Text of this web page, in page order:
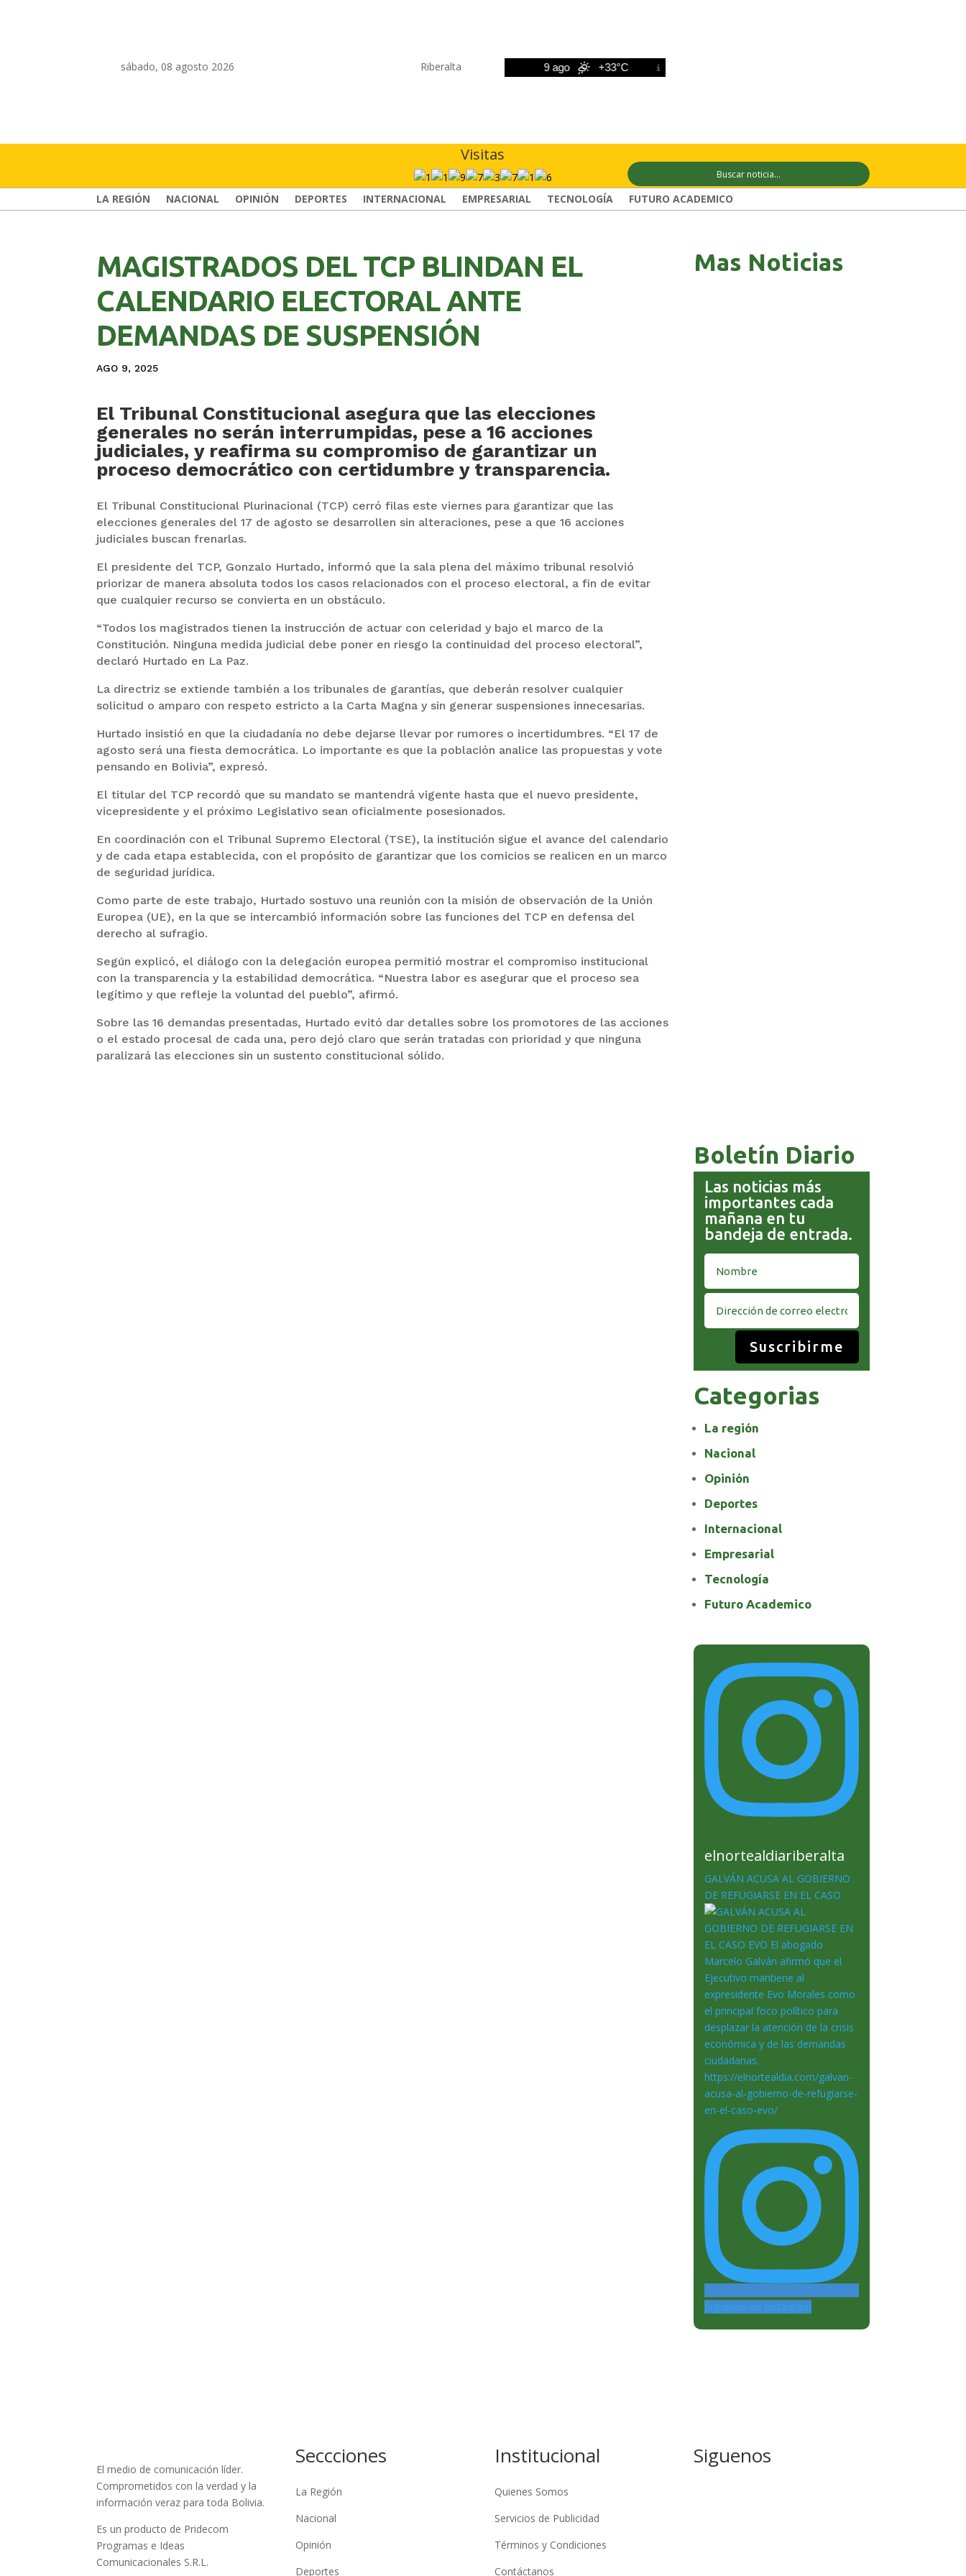
sábado, 08 agosto 2026 Riberalta+33°C 9 ago +33°C 10 ago
Visitas
LA REGIÓN NACIONAL OPINIÓN DEPORTES INTERNACIONAL EMPRESARIAL TECNOLOGÍA FUTURO ACADEMICO
MAGISTRADOS DEL TCP BLINDAN EL
CALENDARIO ELECTORAL ANTE
DEMANDAS DE SUSPENSIÓN
AGO 9, 2025
El Tribunal Constitucional asegura que las elecciones
generales no serán interrumpidas, pese a 16 acciones
judiciales, y reafirma su compromiso de garantizar un
proceso democrático con certidumbre y transparencia.
El Tribunal Constitucional Plurinacional (TCP) cerró filas este viernes para garantizar que las
elecciones generales del 17 de agosto se desarrollen sin alteraciones, pese a que 16 acciones
judiciales buscan frenarlas.
El presidente del TCP, Gonzalo Hurtado, informó que la sala plena del máximo tribunal resolvió
priorizar de manera absoluta todos los casos relacionados con el proceso electoral, a fin de evitar
que cualquier recurso se convierta en un obstáculo.
“Todos los magistrados tienen la instrucción de actuar con celeridad y bajo el marco de la
Constitución. Ninguna medida judicial debe poner en riesgo la continuidad del proceso electoral”,
declaró Hurtado en La Paz.
La directriz se extiende también a los tribunales de garantías, que deberán resolver cualquier
solicitud o amparo con respeto estricto a la Carta Magna y sin generar suspensiones innecesarias.
Hurtado insistió en que la ciudadanía no debe dejarse llevar por rumores o incertidumbres. “El 17 de
agosto será una fiesta democrática. Lo importante es que la población analice las propuestas y vote
pensando en Bolivia”, expresó.
El titular del TCP recordó que su mandato se mantendrá vigente hasta que el nuevo presidente,
vicepresidente y el próximo Legislativo sean oficialmente posesionados.
En coordinación con el Tribunal Supremo Electoral (TSE), la institución sigue el avance del calendario
y de cada etapa establecida, con el propósito de garantizar que los comicios se realicen en un marco
de seguridad jurídica.
Como parte de este trabajo, Hurtado sostuvo una reunión con la misión de observación de la Unión
Europea (UE), en la que se intercambió información sobre las funciones del TCP en defensa del
derecho al sufragio.
Según explicó, el diálogo con la delegación europea permitió mostrar el compromiso institucional
con la transparencia y la estabilidad democrática. “Nuestra labor es asegurar que el proceso sea
legítimo y que refleje la voluntad del pueblo”, afirmó.
Sobre las 16 demandas presentadas, Hurtado evitó dar detalles sobre los promotores de las acciones
o el estado procesal de cada una, pero dejó claro que serán tratadas con prioridad y que ninguna
paralizará las elecciones sin un sustento constitucional sólido.
Mas Noticias
Boletín Diario
Las noticias más
importantes cada
mañana en tu
bandeja de entrada.
Suscribirme
Categorias
La región
Nacional
Opinión
Deportes
Internacional
Empresarial
Tecnología
Futuro Academico
elnortealdiariberalta
GALVÁN ACUSA AL GOBIERNO
DE REFUGIARSE EN EL CASO
Siguenos en Instagram
El medio de comunicación líder.
Comprometidos con la verdad y la
información veraz para toda Bolivia.
Es un producto de Pridecom
Programas e Ideas
Comunicacionales S.R.L.
Seccciones
La Región
Nacional
Opinión
Deportes
Institucional
Quienes Somos
Servicios de Publicidad
Términos y Condiciones
Contáctanos
Siguenos